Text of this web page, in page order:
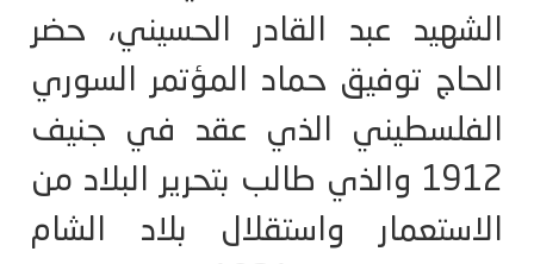
الشهيد عبد القادر الحسيني، حضر
الحاج توفيق حماد المؤتمر السوري
الفلسطيني الذي عقد في جنيف
1912 والذي طالب بتحرير البلاد من
الاستعمار واستقلال بلاد الشام